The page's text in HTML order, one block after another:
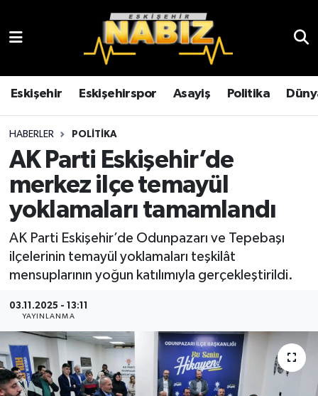
Eskişehir Eskişehirspor Asayiş Politika
HABERLER POLITIKA
AK Parti Eskişehir’de
merkez ilçe temayül
yoklamaları tamamlandı
AK Parti Eskişehir’de Odunpazarı ve Tepebaşı
ilçelerinin temayül yoklamaları teşkilât
mensuplarının yoğun katılımıyla gerçekleştirildi.
03.11.2025 - 13:11
YAYINLANMA
Çevre
Eğitim
Ekonomi
Eskişehir
Eskişehirspor
Genel
Gündem
Kültür Sanat
Eskişehir Hava Durumu
Eskişehir Trafik Yoğunluk Haritası
TFF 3.Lig 4.Grup Puan Durumu ve Fikstür
Tüm Manşetler
Son Dakika Haberleri
Haber Arşivi